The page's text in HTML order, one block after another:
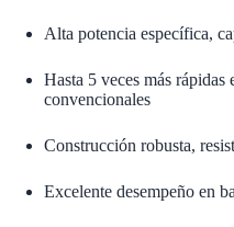
Alta potencia específica,
Hasta 5 veces más rápidas
convencionales
Construcción robusta,
Excelente desempeño en